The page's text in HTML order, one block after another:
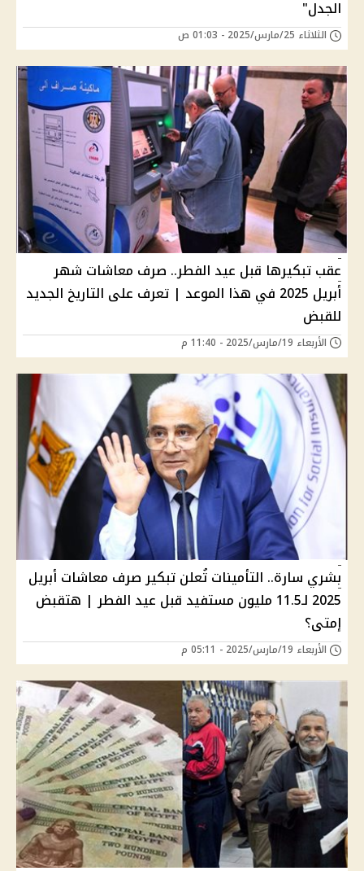
الجدل"
الثلاثاء 25/مارس/2025 - 01:03 ص
عقب تبكيرها قبل عيد الفطر.. صرف معاشات شهر
أبريل 2025 في هذا الموعد | تعرف على التاريخ الجديد
للقبض
الأربعاء 19/مارس/2025 - 11:40 م
بشري سارة.. التأمينات تُعلن تبكير صرف معاشات أبريل
2025 لـ11.5 مليون مستفيد قبل عيد الفطر | هتقبض
إمتى؟
الأربعاء 19/مارس/2025 - 05:11 م